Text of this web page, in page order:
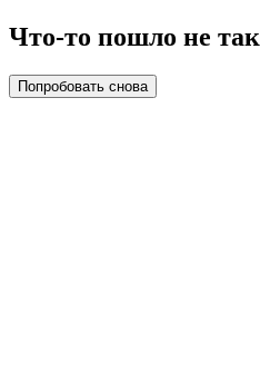
Что-то пошло не так
Попробовать снова